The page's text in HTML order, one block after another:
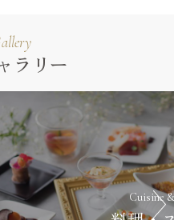
ラリー